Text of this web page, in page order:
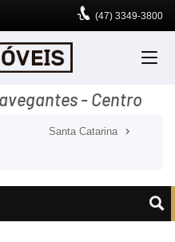
(47) 3349-3800
- Centro
Santa Catarina